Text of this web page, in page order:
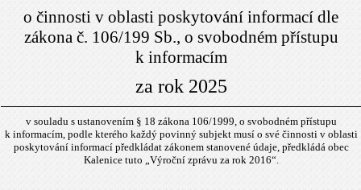
o činnosti v oblasti poskytování informací dle
zákona č. 106/199 Sb., o svobodném přístupu
k informacím
za rok 2025
v souladu s ustanovením § 18 zákona 106/1999, o svobodném přístupu
k informacím, podle kterého každý povinný subjekt musí o své činnosti v oblasti
poskytování informací předkládat zákonem stanovené údaje, předkládá obec
Kalenice tuto „Výroční zprávu za rok 2016“.